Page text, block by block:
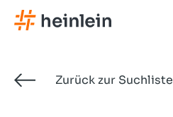
Direkt
zum
Zurück zur Suchliste